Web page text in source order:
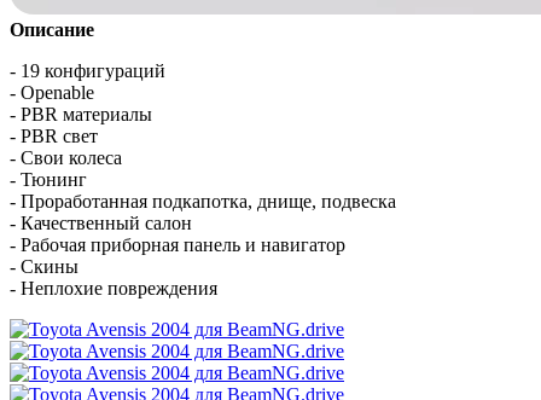
Описание
- 19 конфигураций
- Openable
- PBR материалы
- PBR свет
- Свои колеса
- Тюнинг
- Проработанная подкапотка, днище, подвеска
- Качественный салон
- Рабочая приборная панель и навигатор
- Скины
- Неплохие повреждения